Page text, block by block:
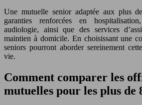
Une mutuelle senior adaptée aux plus
garanties renforcées en
audiologie, ainsi que des services
maintien à domicile. En choisissant une
seniors pourront aborder sereinement
vie.
Comment comparer les
mutuelles pour les plus de